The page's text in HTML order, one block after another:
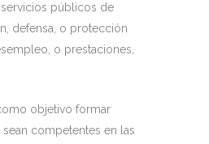
públicos de
defensa, o protección
o prestaciones,
objetivo formar
competentes en las